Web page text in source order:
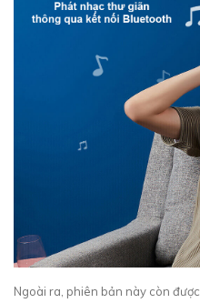
Ngoài ra, phiên bản này còn được